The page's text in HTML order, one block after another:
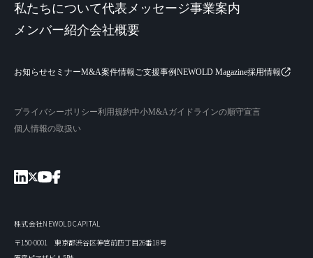
私たちについて代表メッセージ事業案内
メンバー紹介会社概要
お知らせセミナーM&A案件情報ご支援事例NEWOLD Magazine採用情報
プライバシーポリシー利用規約中小M&Aガイドラインの順守宣言
個人情報の取扱い
株式会社NEWOLD CAPITAL
〒150-0001 東京都渋谷区神宮前四丁目26番18号